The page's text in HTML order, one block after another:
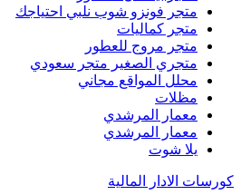
متجر فونزو شوب نلبي احتياجك
متجر كماليات
متجر مروج للعطور
متجري الصغير متجر سعودي
محلل المواقع مجاني
مظلات
معمار المرشدي
معمار المرشدي
يلا شوت
كورسات الادار المالية